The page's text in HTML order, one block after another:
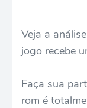
Veja a
jogo recebe
Faça sua
rom é